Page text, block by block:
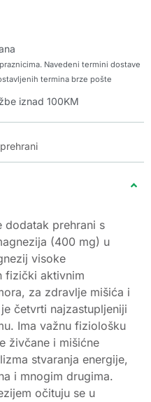
Navedeni termini dostave
termina brze pošte
iznad 100KM
dodatak prehrani s
(400 mg) u
visoke
fizički aktivnim
za zdravlje mišića i
četvrti najzastupljeniji
Ima važnu fiziološku
živčane i mišićne
stvaranja energije,
i mnogim drugima.
očituju se u